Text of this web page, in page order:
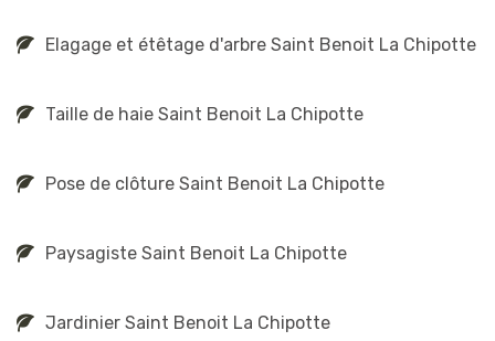
Elagage et étêtage d'arbre Saint Benoit La Chipotte
Taille de haie Saint Benoit La Chipotte
Pose de clôture Saint Benoit La Chipotte
Paysagiste Saint Benoit La Chipotte
Jardinier Saint Benoit La Chipotte